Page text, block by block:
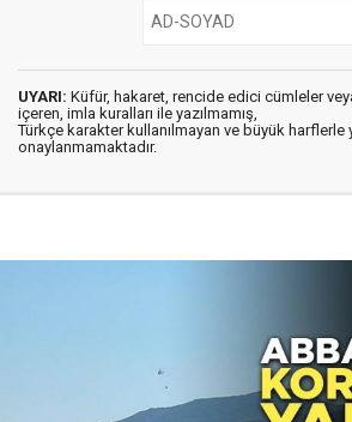
UYARI: Küfür, hakaret, rencide edici cümleler
içeren, imla kuralları ile yazılmamış,
Türkçe karakter kullanılmayan ve büyük harflerle
onaylanmamaktadır.